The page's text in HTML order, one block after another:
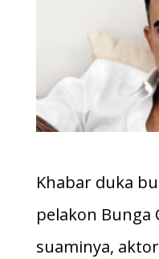
Khabar duka
pelakon Bunga
suaminya,